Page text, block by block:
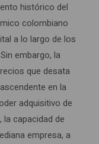
histórico del
colombiano
a lo largo de los
embargo, la
que desata
en la
adquisitivo de
capacidad de
empresa, a